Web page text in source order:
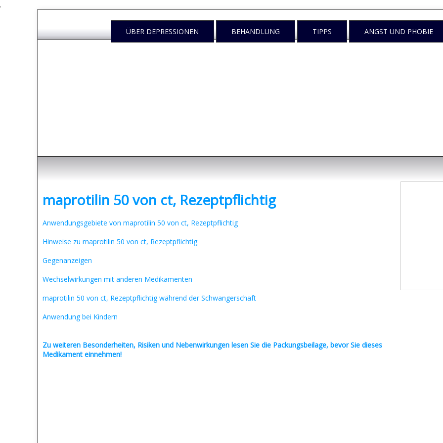
.
ÜBER DEPRESSIONEN BEHANDLUNG TIPPS ANGST UND PHOBIE
maprotilin 50 von ct, Rezeptpflichtig
Anwendungsgebiete von maprotilin 50 von ct, Rezeptpflichtig
Hinweise zu maprotilin 50 von ct, Rezeptpflichtig
Gegenanzeigen
Wechselwirkungen mit anderen Medikamenten
maprotilin 50 von ct, Rezeptpflichtig während der Schwangerschaft
Anwendung bei Kindern
Zu weiteren Besonderheiten, Risiken und Nebenwirkungenlesen Sie die Packungsbeilage, bevor Sie dieses
Medikament einnehmen!